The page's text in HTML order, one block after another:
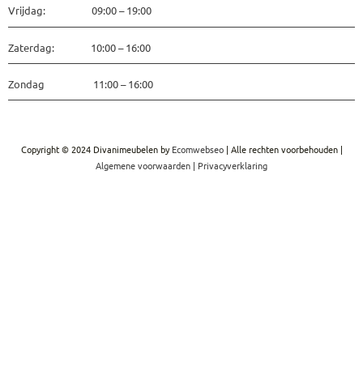
Vrijdag: 09:00 – 19:00
Zaterdag: 10:00 – 16:00
Zondag 11:00 – 16:00
Copyright © 2024 Divanimeubelen byEcomwebseo| Alle rechten voorbehouden |
Algemene voorwaarden | Privacyverklaring